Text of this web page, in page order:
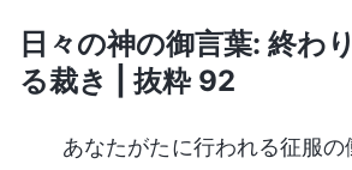
日々の神の御言葉: 終わ
る裁き | 抜粋 92
あなたがたに行われる征服